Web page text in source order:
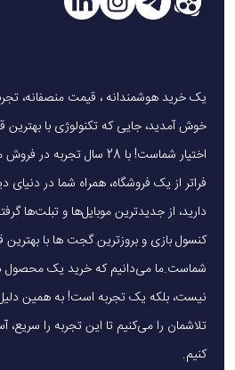
خوش آمدید، جایی که تکنولوژی با
اختیار شماست! با 28 سال
فراتر از یک فروشگاه، همراه شما در دنیای
دارید، از جدیدترین موبایل‌ها و تبلت‌ها
کنسول بازی و بروزترین گجت ها با بهترین
شماست.ما می‌دانیم که خرید یک محصول
تلاشمان را می‌کنیم تا این تجربه را
کنیم.